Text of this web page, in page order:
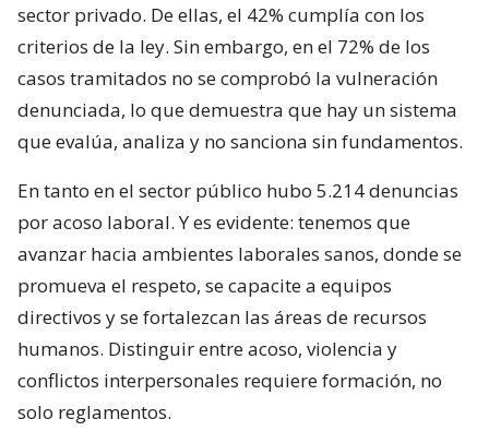
sector privado. De ellas, el 42% cumplía con los
criterios de la ley. Sin embargo, en el 72% de los
casos tramitados no se comprobó la vulneración
denunciada, lo que demuestra que hay un sistema
que evalúa, analiza y no sanciona sin fundamentos.
En tanto en el sector público hubo 5.214 denuncias
por acoso laboral. Y es evidente: tenemos que
avanzar hacia ambientes laborales sanos, donde se
promueva el respeto, se capacite a equipos
directivos y se fortalezcan las áreas de recursos
humanos. Distinguir entre acoso, violencia y
conflictos interpersonales requiere formación, no
solo reglamentos.